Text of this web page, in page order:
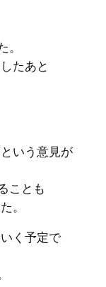
たあと
いう意見が
ことも
。
く予定で